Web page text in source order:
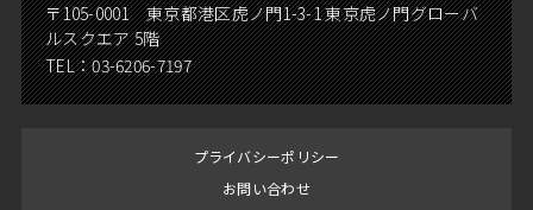
〒105-0001 東京都港区虎ノ門1-3-1 東京虎ノ門グローバ
ルスクエア 5階
TEL：03-6206-7197
プライバシーポリシー
お問い合わせ